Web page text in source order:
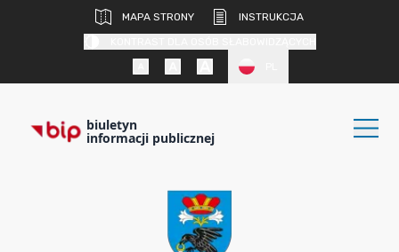
MAPA STRONY
INSTRUKCJA
biuletyn
informacji publicznej